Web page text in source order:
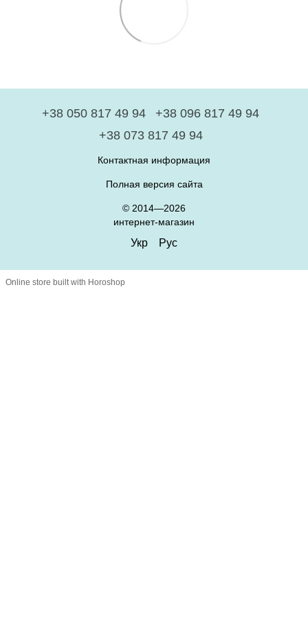
+38 050 817 49 94
+38 096 817 49 94
+38 073 817 49 94
Контактная информация
Полная версия сайта
© 2014—2026
интернет-магазин
Укр Рус
Online store built with Horoshop